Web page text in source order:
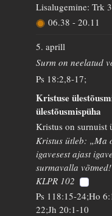
Lisalugemine: Trk
06.38 - 20.11
5. aprill
Surm on neelatud
Ps 18:2,8-17;
Kristuse
ülestõusmispüha
Kristus on surnuist
Kristus ütleb: „Ma
igavesest ajast
surmavalla
KLPR 102
Ps 118:15-24;Ho
22;Jh 20:1-10